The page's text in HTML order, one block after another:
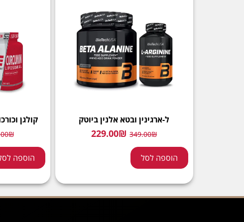
ל-ארגינין ובטא אלנין ביוטק
349.00₪
229.00₪
הוספה לסל
קולגן
₪
הוספה